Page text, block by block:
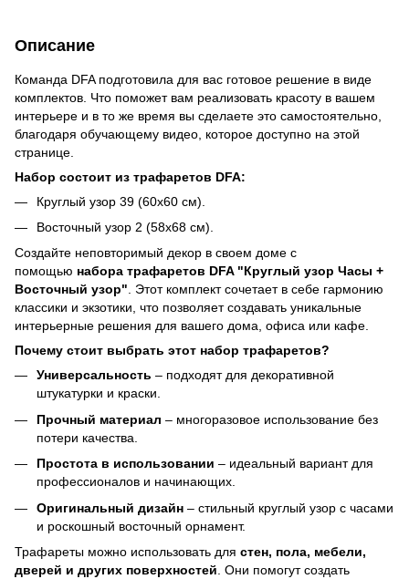
Описание
Команда DFA подготовила для вас готовое решение в виде
комплектов. Что поможет вам реализовать красоту в вашем
интерьере и в то же время вы сделаете это самостоятельно,
благодаря обучающему видео, которое доступно на этой
странице.
Набор состоит из трафаретов DFA:
Круглый узор 39 (60x60 см).
Восточный узор 2 (58x68 см).
Создайте неповторимый декор в своем доме с
помощью набора трафаретов DFA "Круглый узор Часы +
Восточный узор". Этот комплект сочетает в себе гармонию
классики и экзотики, что позволяет создавать уникальные
интерьерные решения для вашего дома, офиса или кафе.
Почему стоит выбрать этот набор трафаретов?
Универсальность – подходят для декоративной
штукатурки и краски.
Прочный материал – многоразовое использование без
потери качества.
Простота в использовании – идеальный вариант для
профессионалов и начинающих.
Оригинальный дизайн – стильный круглый узор с часами
и роскошный восточный орнамент.
Трафареты можно использовать для стен, пола, мебели,
дверей и других поверхностей . Они помогут создать